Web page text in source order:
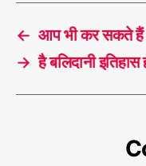
← आप भी कर सकते हैं
→ है बलिदानी